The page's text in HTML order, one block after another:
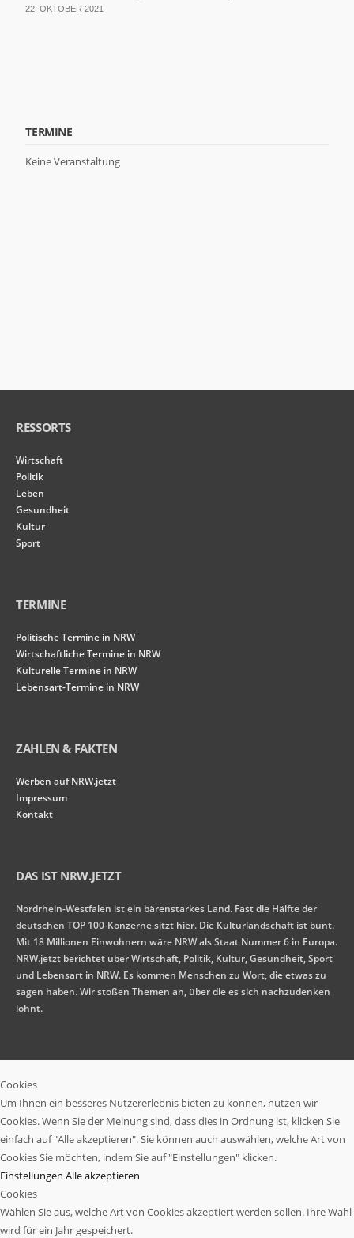
22. OKTOBER 2021
TERMINE
Keine Veranstaltung
RESSORTS
Wirtschaft
Politik
Leben
Gesundheit
Kultur
Sport
TERMINE
Politische Termine in NRW
Wirtschaftliche Termine in NRW
Kulturelle Termine in NRW
Lebensart-Termine in NRW
ZAHLEN & FAKTEN
Werben auf NRW.jetzt
Impressum
Kontakt
DAS IST NRW.JETZT
Nordrhein-Westfalen ist ein bärenstarkes Land. Fast die Hälfte der
deutschen TOP 100-Konzerne sitzt hier. Die Kulturlandschaft ist bunt.
Mit 18 Millionen Einwohnern wäre NRW als Staat Nummer 6 in Europa.
NRW.jetzt berichtet über Wirtschaft, Politik, Kultur, Gesundheit, Sport
und Lebensart in NRW. Es kommen Menschen zu Wort, die etwas zu
sagen haben. Wir stoßen Themen an, über die es sich nachzudenken
lohnt.
Cookies
Um Ihnen ein besseres Nutzererlebnis bieten zu können, nutzen wir
Cookies. Wenn Sie der Meinung sind, dass dies in Ordnung ist, klicken Sie
einfach auf "Alle akzeptieren". Sie können auch auswählen, welche Art von
Cookies Sie möchten, indem Sie auf "Einstellungen" klicken.
Einstellungen Alle akzeptieren
Cookies
Wählen Sie aus, welche Art von Cookies akzeptiert werden sollen. Ihre Wahl
wird für ein Jahr gespeichert.